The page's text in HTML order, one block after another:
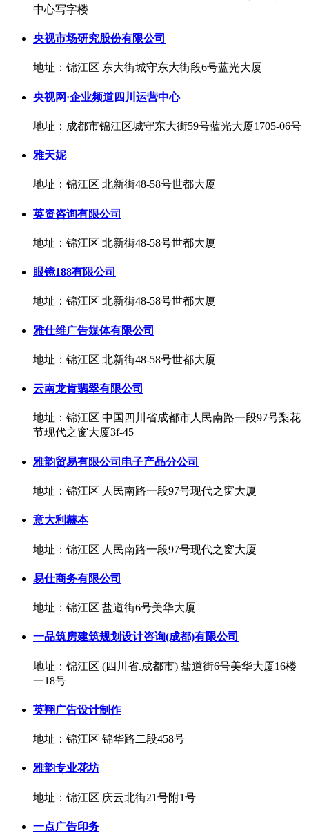
中心写字楼
央视市场研究股份有限公司
地址：锦江区 东大街城守东大街段6号蓝光大厦
央视网·企业频道四川运营中心
地址：成都市锦江区城守东大街59号蓝光大厦1705-06号
雅天妮
地址：锦江区 北新街48-58号世都大厦
英资咨询有限公司
地址：锦江区 北新街48-58号世都大厦
眼镜188有限公司
地址：锦江区 北新街48-58号世都大厦
雅仕维广告媒体有限公司
地址：锦江区 北新街48-58号世都大厦
云南龙肯翡翠有限公司
地址：锦江区 中国四川省成都市人民南路一段97号梨花
节现代之窗大厦3f-45
雅韵贸易有限公司电子产品分公司
地址：锦江区 人民南路一段97号现代之窗大厦
意大利赫本
地址：锦江区 人民南路一段97号现代之窗大厦
易仕商务有限公司
地址：锦江区 盐道街6号美华大厦
一品筑房建筑规划设计咨询(成都)有限公司
地址：锦江区 (四川省.成都市) 盐道街6号美华大厦16楼
一18号
英翔广告设计制作
地址：锦江区 锦华路二段458号
雅韵专业花坊
地址：锦江区 庆云北街21号附1号
一点广告印务